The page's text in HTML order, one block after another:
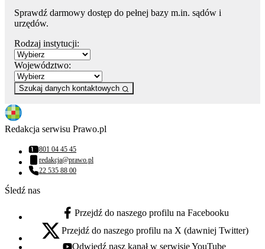
Sprawdź darmowy dostęp do pełnej bazy m.in. sądów i
urzędów.
Rodzaj instytucji:
Województwo:
Szukaj danych kontaktowych
Redakcja serwisu Prawo.pl
Numer telefonu:
801 04 45 45
Adres email:
redakcja@prawo.pl
Numer telefonu:
22 535 88 00
Śledź nas
facebook - otwiera się w nowej karcie
Przejdź do naszego profilu na Facebooku
x - otwiera się w nowej karcie
Przejdź do naszego profilu na X (dawniej Twitter)
Odwiedź nasz kanał w serwisie YouTube